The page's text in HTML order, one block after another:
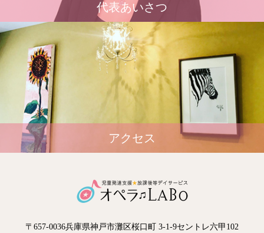
代表あいさつ
アクセス
〒657-0036兵庫県神戸市灘区桜口町 3-1-9セントレ六甲102